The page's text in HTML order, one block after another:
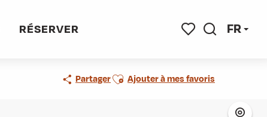
FR
RÉSERVER
PartagerAjouter aux favoris
Ajouter à mes favoris